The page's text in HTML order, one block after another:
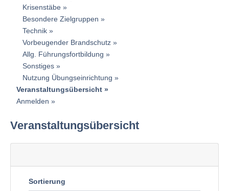
Krisenstäbe
Besondere Zielgruppen
Technik
Vorbeugender Brandschutz
Allg. Führungsfortbildung
Sonstiges
Nutzung Übungseinrichtung
Veranstaltungsübersicht
Anmelden
Veranstaltungsübersicht
Sortierung